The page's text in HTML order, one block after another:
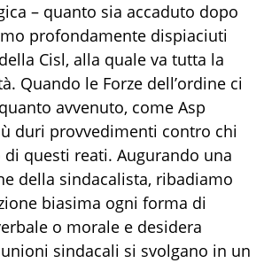
– quanto sia accaduto dopo
profondamente dispiaciuti
Cisl, alla quale va tutta la
Quando le Forze dell’ordine ci
avvenuto, come Asp
duri provvedimenti contro chi
questi reati. Augurando una
della sindacalista, ribadiamo
biasima ogni forma di
o morale e desidera
sindacali si svolgano in un